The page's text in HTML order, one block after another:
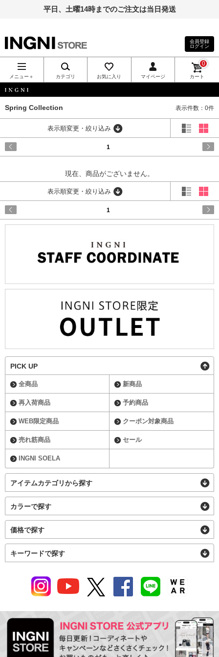
平日、土曜14時までのご注文は当日発送
INGNI（イン
グ）公式通
販｜INGNI
STORE
会員登録
ログイン
メニュー＋ カテゴリ お気に入り マイページ カート
0
Spring Collection 表示件数：0件
表示順変更・絞り込み
1
現在、商品がございません。
表示順変更・絞り込み
1
PICK UP
全商品 新商品
再入荷商品 予約商品
WEB限定商品 クーポン対象商品
売れ筋商品 セール
INGNI SOELA
アイテムカテゴリから探す
カラーで探す
価格で探す
キーワードで探す